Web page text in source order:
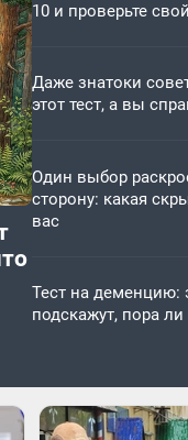
10 и проверьте
Даже знатоки
этот тест, а вы
Один выбор
сторону: какая
вас
Тест на деменцию:
подскажут, пора ли